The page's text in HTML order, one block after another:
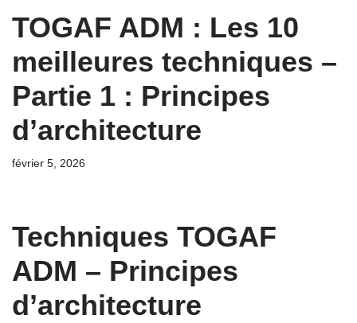
TOGAF ADM : Les 10
meilleures techniques –
Partie 1 : Principes
d’architecture
février 5, 2026
Techniques TOGAF
ADM – Principes
d’architecture